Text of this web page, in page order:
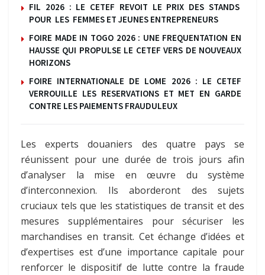
FIL 2026 : LE CETEF REVOIT LE PRIX DES STANDS
POUR LES FEMMES ET JEUNES ENTREPRENEURS
FOIRE MADE IN TOGO 2026 : UNE FREQUENTATION EN
HAUSSE QUI PROPULSE LE CETEF VERS DE NOUVEAUX
HORIZONS
FOIRE INTERNATIONALE DE LOME 2026 : LE CETEF
VERROUILLE LES RESERVATIONS ET MET EN GARDE
CONTRE LES PAIEMENTS FRAUDULEUX
Les experts douaniers des quatre pays se
réunissent pour une durée de trois jours afin
d’analyser la mise en œuvre du système
d’interconnexion. Ils aborderont des sujets
cruciaux tels que les statistiques de transit et des
mesures supplémentaires pour sécuriser les
marchandises en transit. Cet échange d’idées et
d’expertises est d’une importance capitale pour
renforcer le dispositif de lutte contre la fraude